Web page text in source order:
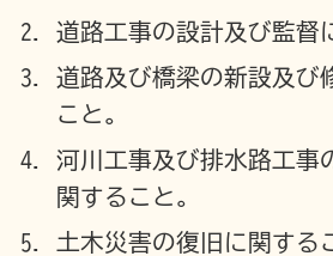
道路工事の設計及び監督
道路及び橋梁の新設及び
こと。
河川工事及び排水路工事
関すること。
土木災害の復旧に関する